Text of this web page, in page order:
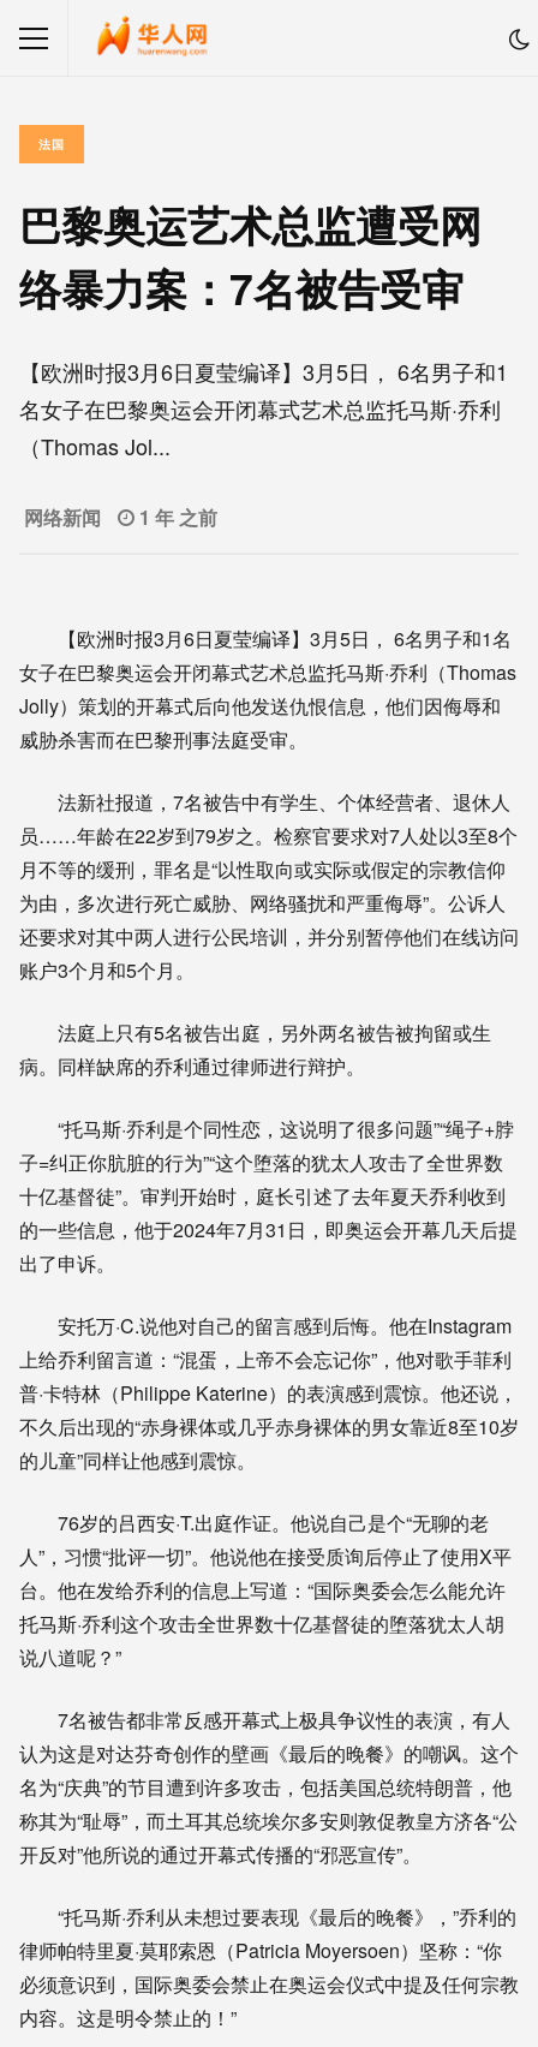
法国
巴黎奥运艺术总监遭受网
络暴力案：7名被告受审
【欧洲时报3月6日夏莹编译】3月5日， 6名男子和1
名女子在巴黎奥运会开闭幕式艺术总监托马斯·乔利
（Thomas Jol...
网络新闻 1 年 之前
【欧洲时报3月6日夏莹编译】3月5日， 6名男子和1名
女子在巴黎奥运会开闭幕式艺术总监托马斯·乔利（Thomas
Jolly）策划的开幕式后向他发送仇恨信息，他们因侮辱和
威胁杀害而在巴黎刑事法庭受审。
法新社报道，7名被告中有学生、个体经营者、退休人
员……年龄在22岁到79岁之。检察官要求对7人处以3至8个
月不等的缓刑，罪名是“以性取向或实际或假定的宗教信仰
为由，多次进行死亡威胁、网络骚扰和严重侮辱”。公诉人
还要求对其中两人进行公民培训，并分别暂停他们在线访问
账户3个月和5个月。
法庭上只有5名被告出庭，另外两名被告被拘留或生
病。同样缺席的乔利通过律师进行辩护。
“托马斯·乔利是个同性恋，这说明了很多问题”“绳子+脖
子=纠正你肮脏的行为”“这个堕落的犹太人攻击了全世界数
十亿基督徒”。审判开始时，庭长引述了去年夏天乔利收到
的一些信息，他于2024年7月31日，即奥运会开幕几天后提
出了申诉。
安托万·C.说他对自己的留言感到后悔。他在Instagram
上给乔利留言道：“混蛋，上帝不会忘记你”，他对歌手菲利
普·卡特林（Philippe Katerine）的表演感到震惊。他还说，
不久后出现的“赤身裸体或几乎赤身裸体的男女靠近8至10岁
的儿童”同样让他感到震惊。
76岁的吕西安·T.出庭作证。他说自己是个“无聊的老
人”，习惯“批评一切”。他说他在接受质询后停止了使用X平
台。他在发给乔利的信息上写道：“国际奥委会怎么能允许
托马斯·乔利这个攻击全世界数十亿基督徒的堕落犹太人胡
说八道呢？”
7名被告都非常反感开幕式上极具争议性的表演，有人
认为这是对达芬奇创作的壁画《最后的晚餐》的嘲讽。这个
名为“庆典”的节目遭到许多攻击，包括美国总统特朗普，他
称其为“耻辱”，而土耳其总统埃尔多安则敦促教皇方济各“公
开反对”他所说的通过开幕式传播的“邪恶宣传”。
“托马斯·乔利从未想过要表现《最后的晚餐》，”乔利的
律师帕特里夏·莫耶索恩（Patricia Moyersoen）坚称：“你
必须意识到，国际奥委会禁止在奥运会仪式中提及任何宗教
内容。这是明令禁止的！”